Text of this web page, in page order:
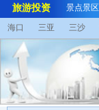
旅游投资 景点景区
海口 三亚 三沙